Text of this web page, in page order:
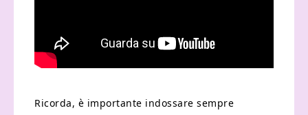
Ricorda, è importante indossare sempre